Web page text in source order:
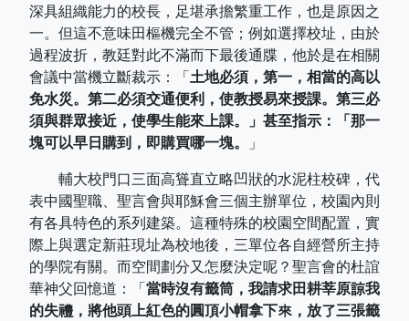
深具組織能力的校長，足堪承擔繁重工作，也是原因之
一。但這不意味田樞機完全不管；例如選擇校址，由於
過程波折，教廷對此不滿而下最後通牒，他於是在相關
會議中當機立斷裁示：「土地必須，第一，相當的高以
免水災。第二必須交通便利，使教授易來授課。第三必
須與群眾接近，使學生能來上課。」甚至指示：「那一
塊可以早日購到，即購買哪一塊。
」
輔大校門口三面高聳直立略凹狀的水泥柱校碑，代
表中國聖職、聖言會與耶穌會三個主辦單位，校園內則
有各具特色的系列建築。這種特殊的校園空間配置，實
際上與選定新莊現址為校地後，三單位各自經營所主持
的學院有關。而空間劃分又怎麼決定呢？聖言會的杜誼
華神父回憶道：「當時沒有籤筒，我請求田耕莘原諒我
的失禮，將他頭上紅色的圓頂小帽拿下來，放了三張籤